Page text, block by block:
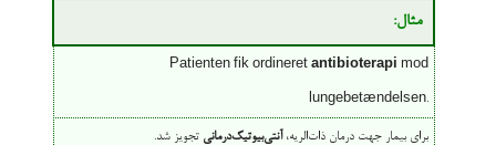
مثال:
Patienten fik ordineret antibioterapi mod
lungebetændelsen.
برای بیمار جهت درمان ذات‌الریه،آنتی‌بیوتیک‌درمانی تجویز شد.